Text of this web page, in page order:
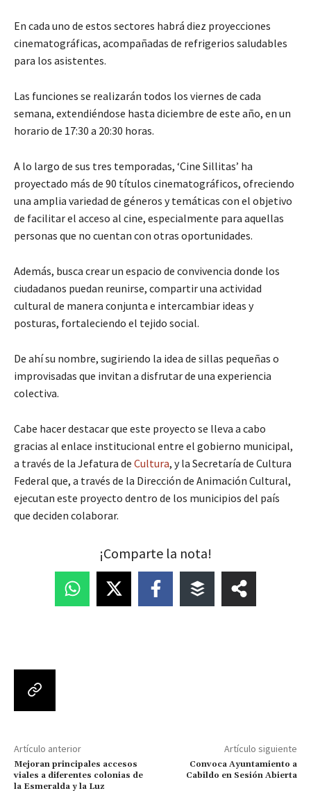
En cada uno de estos sectores habrá diez proyecciones
cinematográficas, acompañadas de refrigerios saludables
para los asistentes.
Las funciones se realizarán todos los viernes de cada
semana, extendiéndose hasta diciembre de este año, en un
horario de 17:30 a 20:30 horas.
A lo largo de sus tres temporadas, ‘Cine Sillitas’ ha
proyectado más de 90 títulos cinematográficos, ofreciendo
una amplia variedad de géneros y temáticas con el objetivo
de facilitar el acceso al cine, especialmente para aquellas
personas que no cuentan con otras oportunidades.
Además, busca crear un espacio de convivencia donde los
ciudadanos puedan reunirse, compartir una actividad
cultural de manera conjunta e intercambiar ideas y
posturas, fortaleciendo el tejido social.
De ahí su nombre, sugiriendo la idea de sillas pequeñas o
improvisadas que invitan a disfrutar de una experiencia
colectiva.
Cabe hacer destacar que este proyecto se lleva a cabo
gracias al enlace institucional entre el gobierno municipal,
a través de la Jefatura de Cultura, y la Secretaría de Cultura
Federal que, a través de la Dirección de Animación Cultural,
ejecutan este proyecto dentro de los municipios del país
que deciden colaborar.
¡Comparte la nota!
Artículo anterior
Mejoran principales accesos
viales a diferentes colonias de
la Esmeralda y la Luz
Artículo siguiente
Convoca Ayuntamiento a
Cabildo en Sesión Abierta